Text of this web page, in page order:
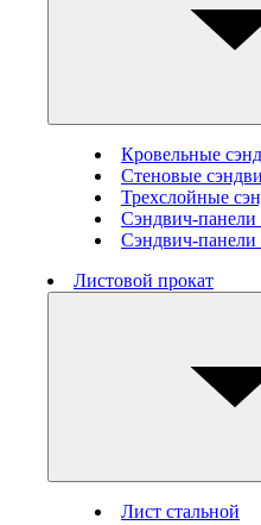
Кровельные
Стеновые
Трехслойные
Сэндвич-панели
Сэндвич-
Листовой прокат
Лист стальной